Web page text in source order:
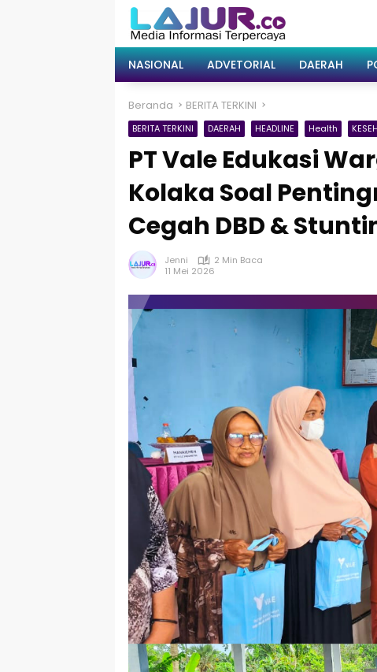
NASIONAL ADVETORIAL DAERAH
Beranda BERITA TERKINI
BERITA TERKINI DAERAH HEADLINE Health
PT Vale Edukasi
Kolaka Soal
Cegah DBD &
Jenni
2 Min Baca
11 Mei 2026